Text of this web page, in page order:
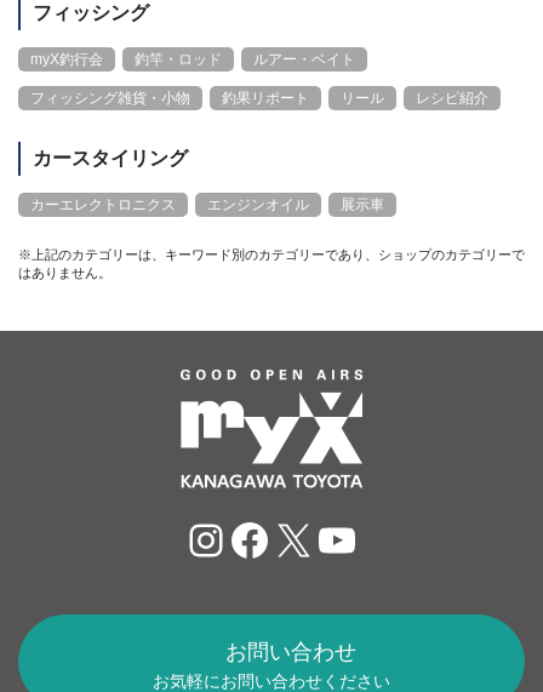
フィッシング
myX釣行会 釣竿・ロッド ルアー・ベイト
フィッシング雑貨・小物 釣果リポート リール レシピ紹介
カースタイリング
カーエレクトロニクス エンジンオイル 展示車
※上記のカテゴリーは、キーワード別のカテゴリーであり、ショップのカテゴリーで
はありません。
Instagram
Facebook
X YouTube
お問い合わせ
お気軽にお問い合わせください